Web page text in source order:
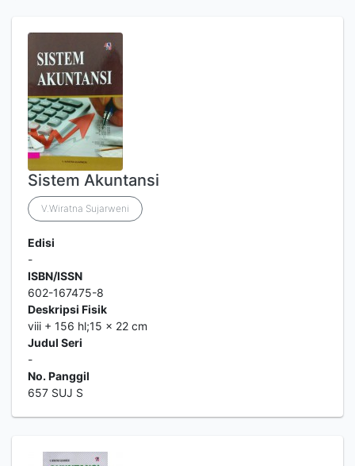
Sistem Akuntansi
V.Wiratna Sujarweni
Edisi
-
ISBN/ISSN
602-167475-8
Deskripsi Fisik
viii + 156 hl;15 x 22 cm
Judul Seri
-
No. Panggil
657 SUJ S